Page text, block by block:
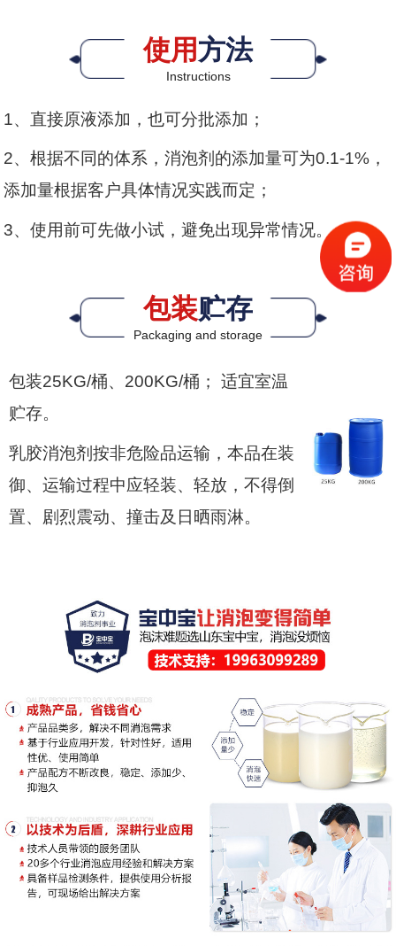
使用方法
Instructions
1、直接原液添加，也可分批添加；
2、根据不同的体系，消泡剂的添加量可为0.1-1%，
添加量根据客户具体情况实践而定；
3、使用前可先做小试，避免出现异常情况。
包装贮存
Packaging and storage
包装25KG/桶、200KG/桶； 适宜室温
贮存。
乳胶消泡剂按非危险品运输，本品在装
御、运输过程中应轻装、轻放，不得倒
置、剧烈震动、撞击及日晒雨淋。